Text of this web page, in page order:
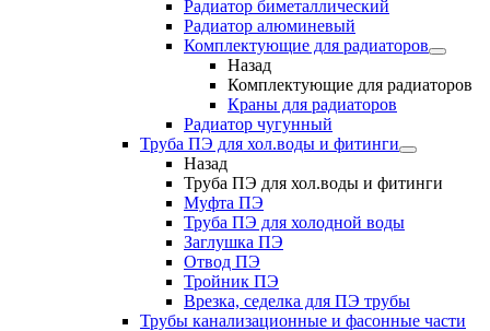
Радиатор биметаллический
Радиатор алюминевый
Комплектующие для радиаторов
Назад
Комплектующие для радиаторов
Краны для радиаторов
Радиатор чугунный
Труба ПЭ для хол.воды и фитинги
Назад
Труба ПЭ для хол.воды и фитинги
Муфта ПЭ
Труба ПЭ для холодной воды
Заглушка ПЭ
Отвод ПЭ
Тройник ПЭ
Врезка, седелка для ПЭ трубы
Трубы канализационные и фасонные части